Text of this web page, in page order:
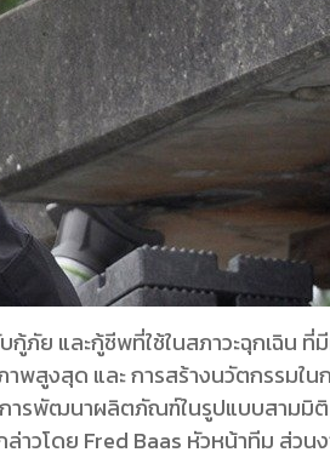
ภัย และกู้ชีพที่ใช้ในสภาวะฉุกเฉิน
สูงสุด และ การสร้างนวัตกรรมใ
ารพัฒนาผลิตภัณฑ์ในรูปแบบสามมิติ
วโดย Fred Baas หัวหน้าทีม ส่ว